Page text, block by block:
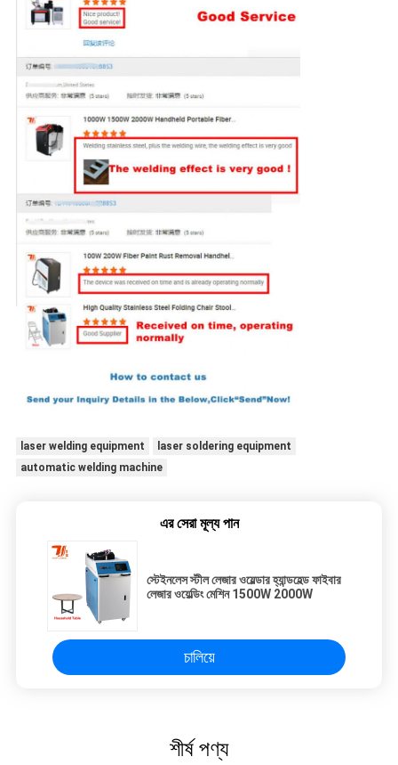
laser welding equipment
laser soldering equipment
automatic welding machine
এর সেরা মূল্য পান
স্টেইনলেস স্টীল লেজার ওয়েল্ডার হ্যান্ডহেল্ড ফাইবার
লেজার ওয়েল্ডিং মেশিন 1500W 2000W
চালিয়ে
শীর্ষ পণ্য